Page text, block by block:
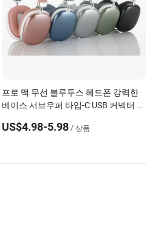
프로 맥 무선 블루투스 헤드폰 강력한
베이스 서브우퍼 타입-C USB 커넥터 스
US$4.98-5.98/ 상품